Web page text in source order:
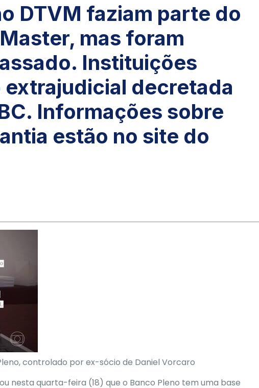
DTVM faziam parte do
mas foram
Instituições
decretada
Informações sobre
estão no site do
controlado por ex-sócio de Daniel Vorcaro
nesta quarta-feira (18) que o Banco Pleno tem uma base